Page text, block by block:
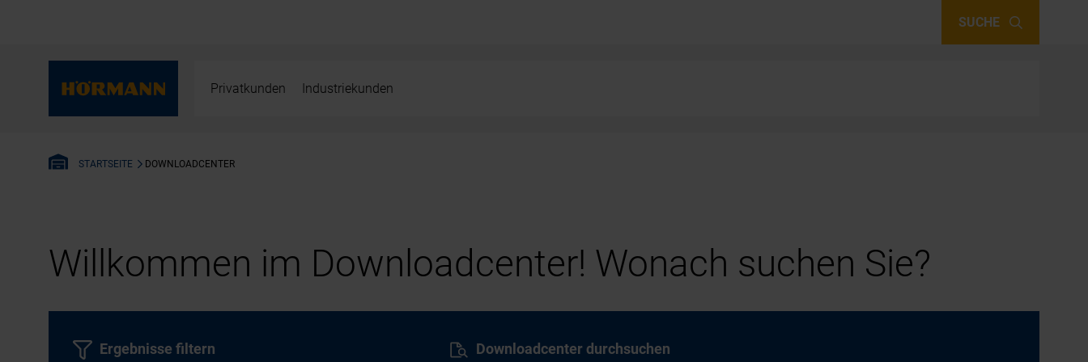
SUCHE
Privatkunden Industriekunden
STARTSEITE DOWNLOADCENTER
Willkommen im Downloadcenter! Wonach suchen Sie?
Downloadcenter durchsuchen
Ergebnisse filtern